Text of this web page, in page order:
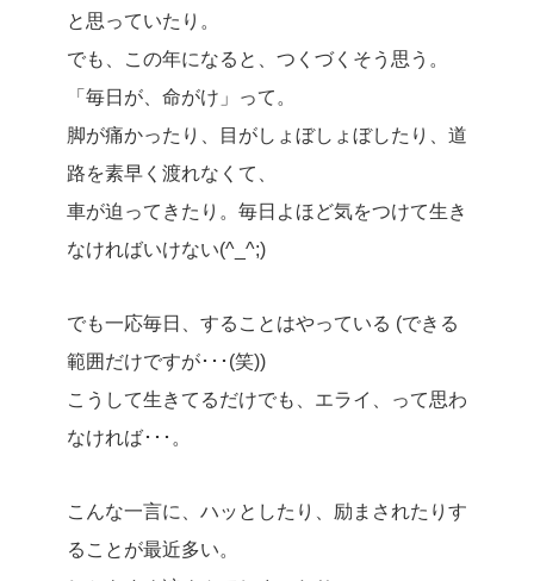
と思っていたり。
でも、この年になると、つくづくそう思う。
「毎日が、命がけ」って。
脚が痛かったり、目がしょぼしょぼしたり、道
路を素早く渡れなくて、
車が迫ってきたり。毎日よほど気をつけて生き
なければいけない(^_^;)
でも一応毎日、することはやっている (できる
範囲だけですが･･･(笑))
こうして生きてるだけでも、エライ、って思わ
なければ･･･。
こんな一言に、ハッとしたり、励まされたりす
ることが最近多い。